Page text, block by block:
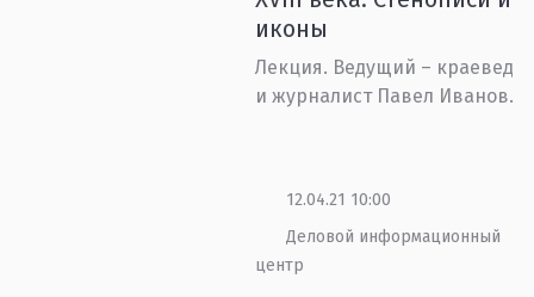
иконы
Лекция. Ведущий – краевед
и журналист Павел Иванов.
12.04.21 10:00
Деловой информационный
центр